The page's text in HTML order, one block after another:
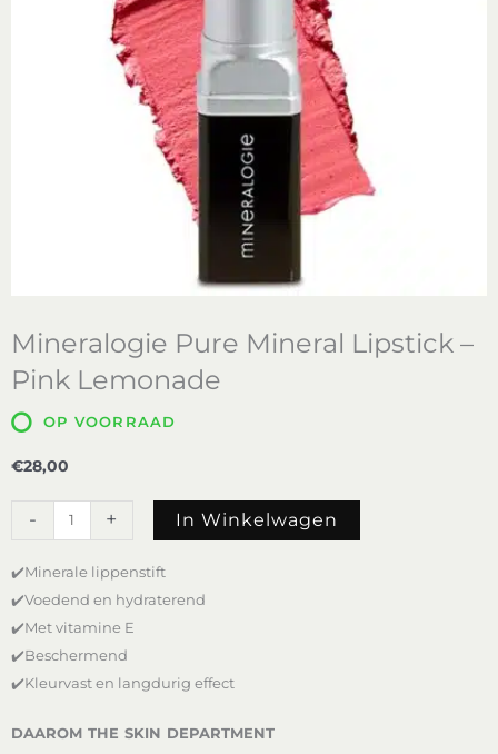
Mineralogie Pure Mineral Lipstick –
Pink Lemonade
OP VOORRAAD
€28,00
-
Lipstick
Lemonade
aantal
+ In Winkelwagen
✔️Minerale lippenstift
✔️Voedend en hydraterend
✔️Met vitamine E
✔️Beschermend
✔️Kleurvast en langdurig effect
daarom the skin department